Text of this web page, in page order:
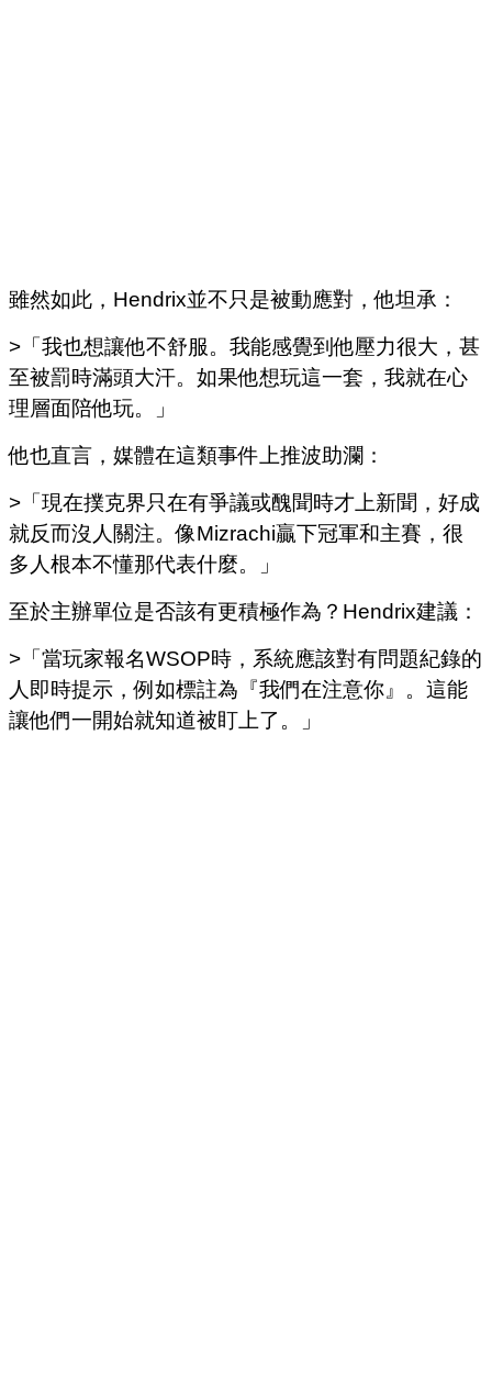
雖然如此，Hendrix並不只是被動應對，他坦承：
>「我也想讓他不舒服。我能感覺到他壓力很大，甚
至被罰時滿頭大汗。如果他想玩這一套，我就在心
理層面陪他玩。」
他也直言，媒體在這類事件上推波助瀾：
>「現在撲克界只在有爭議或醜聞時才上新聞，好成
就反而沒人關注。像Mizrachi贏下冠軍和主賽，很
多人根本不懂那代表什麼。」
至於主辦單位是否該有更積極作為？Hendrix建議：
>「當玩家報名WSOP時，系統應該對有問題紀錄的
人即時提示，例如標註為『我們在注意你』。這能
讓他們一開始就知道被盯上了。」